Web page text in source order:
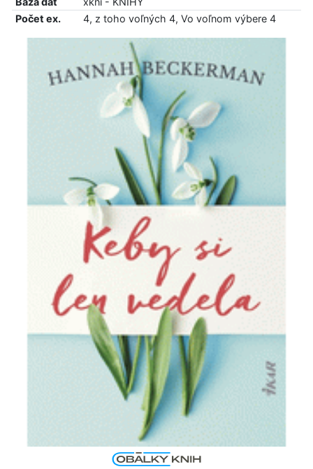
Počet ex.
4, z toho voľných 4, Vo voľnom výbere 4